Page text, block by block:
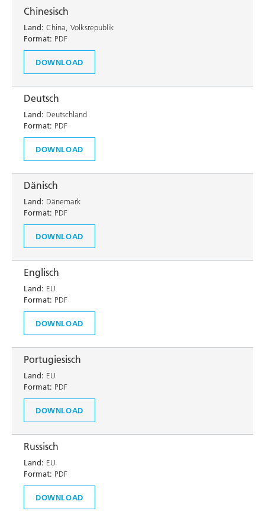
Chinesisch
Land: China, Volksrepublik
Format: PDF
DOWNLOAD
Deutsch
Land: Deutschland
Format: PDF
DOWNLOAD
Dänisch
Land: Dänemark
Format: PDF
DOWNLOAD
Englisch
Land: EU
Format: PDF
DOWNLOAD
Portugiesisch
Land: EU
Format: PDF
DOWNLOAD
Russisch
Land: EU
Format: PDF
DOWNLOAD